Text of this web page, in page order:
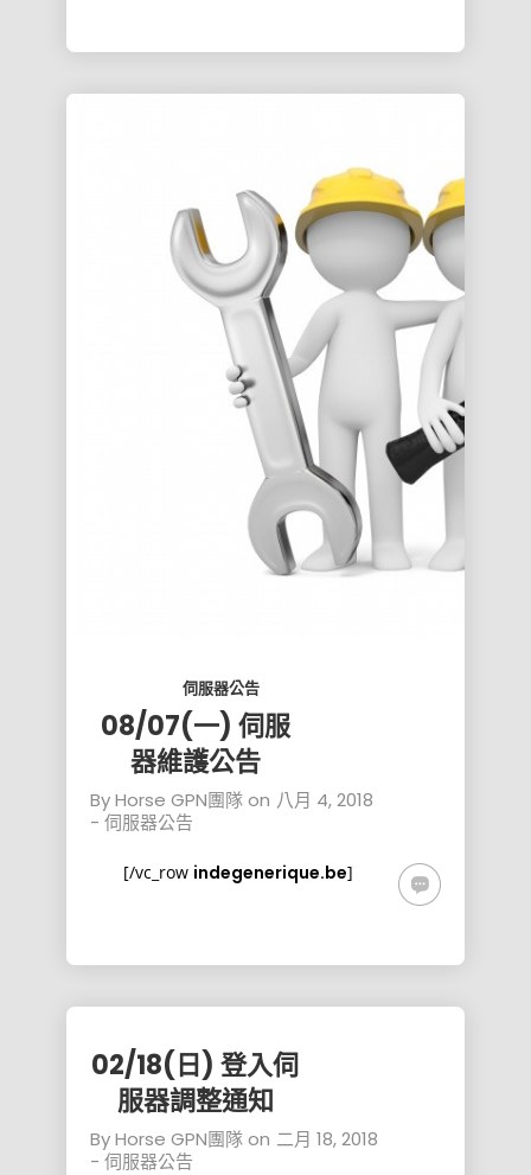
伺服器公告
08/07(一) 伺服
器維護公告
ByHorse GPN團隊on 八月 4, 2018
- 伺服器公告
[/vc_row indegenerique.be]
02/18(日) 登入伺
服器調整通知
ByHorse GPN團隊on 二月 18, 2018
- 伺服器公告